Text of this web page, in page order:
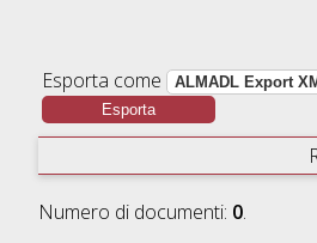
Esporta come
Numero di documenti: 0.